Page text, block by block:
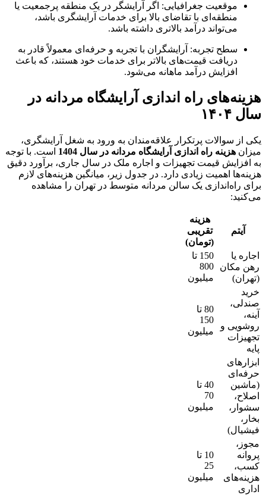
موقعیت جغرافیایی: اگر آرایشگر در یک منطقه پرجمعیت یا
منطقه‌ای با تقاضای بالا برای خدمات آرایشگری باشد،
می‌تواند درآمد بالاتری داشته باشد.
سطح تجربه: آرایشگران با تجربه و حرفه‌ای معمولاً قادر به
دریافت قیمت‌های بالاتر برای خدمات خود هستند، که باعث
افزایش درآمد ماهانه می‌شود.
هزینه‌های راه‌ اندازی آرایشگاه مردانه در
سال ۱۴۰۴
یکی از سوالات پرتکرار علاقه‌مندان به ورود به شغل آرایشگری،
میزان هزینه راه‌ اندازی آرایشگاه مردانه در سال 1404
است. با توجه
به افزایش قیمت تجهیزات و اجاره ملک در سال جاری، برآورد دقیق
هزینه‌ها اهمیت زیادی دارد. در جدول زیر، میانگین هزینه‌های لازم
برای راه‌اندازی یک سالن مردانه متوسط در تهران را مشاهده
می‌کنید:
آیتم
هزینه
تقریبی
(تومان)
اجاره یا
رهن مکان
(تهران)
150 تا
800
میلیون
خرید
صندلی،
آینه،
روشویی و
تجهیزات
پایه
80 تا
150
میلیون
ابزارهای
حرفه‌ای
(ماشین
اصلاح،
سشوار،
بخار،
فیشیال)
40 تا
70
میلیون
مجوز،
پروانه
کسب،
هزینه‌های
اداری
10 تا
25
میلیون